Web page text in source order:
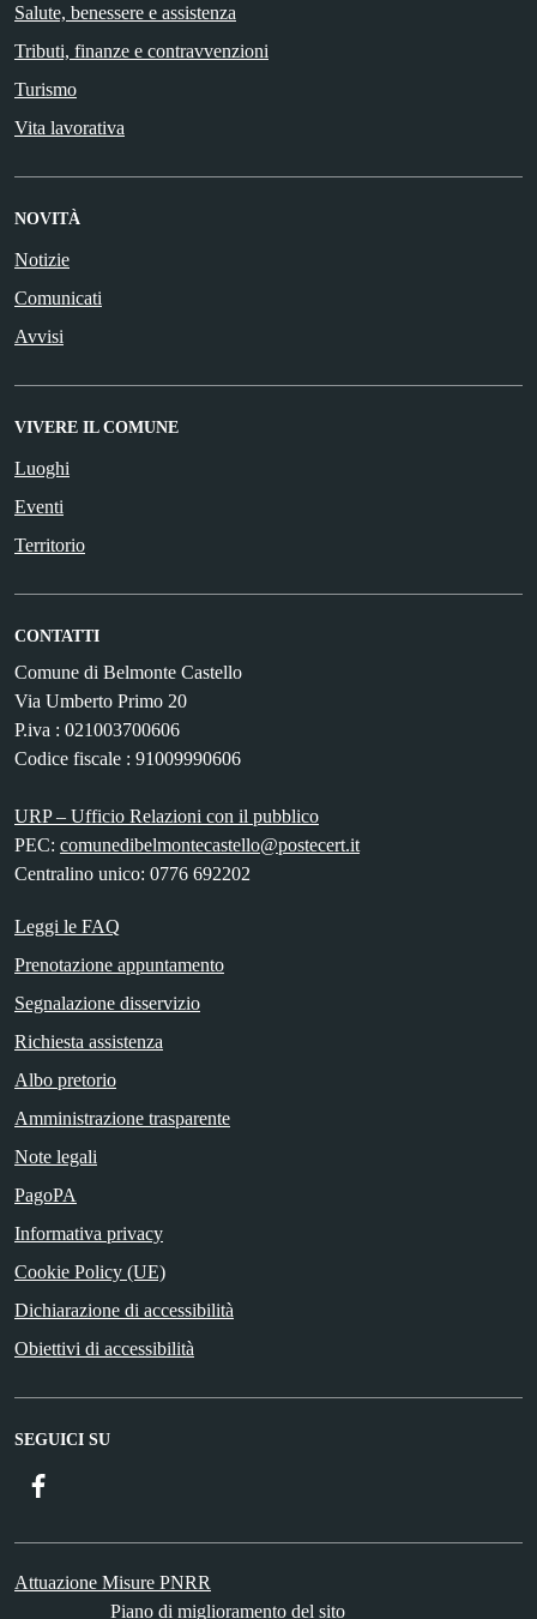
Salute, benessere e assistenza
Tributi, finanze e contravvenzioni
Turismo
Vita lavorativa
NOVITÀ
Notizie
Comunicati
Avvisi
VIVERE IL COMUNE
Luoghi
Eventi
Territorio
CONTATTI
Comune di Belmonte Castello
Via Umberto Primo 20
P.iva : 021003700606
Codice fiscale : 91009990606
URP – Ufficio Relazioni con il pubblico
PEC: comunedibelmontecastello@postecert.it
Centralino unico: 0776 692202
Leggi le FAQ
Prenotazione appuntamento
Segnalazione disservizio
Richiesta assistenza
Albo pretorio
Amministrazione trasparente
Note legali
PagoPA
Informativa privacy
Cookie Policy (UE)
Dichiarazione di accessibilità
Obiettivi di accessibilità
SEGUICI SU
Attuazione Misure PNRR
Piano di miglioramento del sito